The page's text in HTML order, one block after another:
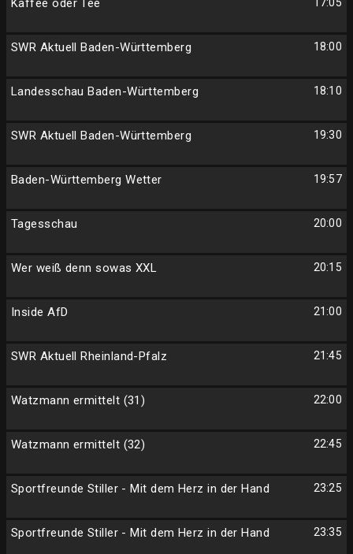
Kaffee oder Tee
18:00
SWR Aktuell Baden-Württemberg
18:10
Landesschau Baden-Württemberg
19:30
SWR Aktuell Baden-Württemberg
19:57
Baden-Württemberg Wetter
20:00
Tagesschau
20:15
Wer weiß denn sowas XXL
21:00
Inside AfD
21:45
SWR Aktuell Rheinland-Pfalz
22:00
Watzmann ermittelt (31)
22:45
Watzmann ermittelt (32)
23:25
Sportfreunde Stiller - Mit dem Herz in der Hand
23:35
Sportfreunde Stiller - Mit dem Herz in der Hand